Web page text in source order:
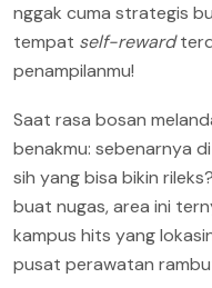
nggak cuma strategis
tempat self-reward
penampilanmu!
Saat rasa bosan
benakmu: sebenarnya
sih yang bisa bikin
buat nugas, area ini
kampus hits yang
pusat perawatan